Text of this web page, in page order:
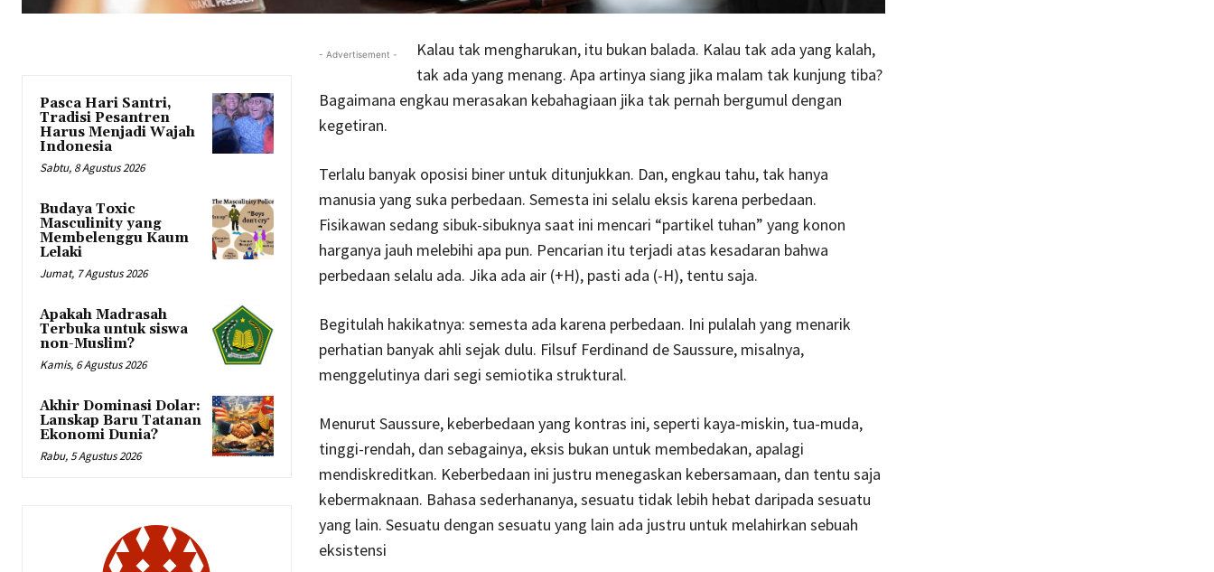
Pasca Hari Santri,
Tradisi Pesantren
Harus Menjadi Wajah
Indonesia
Sabtu, 8 Agustus 2026
Budaya Toxic
Masculinity yang
Membelenggu Kaum
Lelaki
Jumat, 7 Agustus 2026
Apakah Madrasah
Terbuka untuk siswa
non-Muslim?
Kamis, 6 Agustus 2026
Akhir Dominasi Dolar:
Lanskap Baru Tatanan
Ekonomi Dunia?
Rabu, 5 Agustus 2026
- Advertisement -
Kalau tak mengharukan, itu bukan balada. Kalau tak ada yang kalah,
tak ada yang menang. Apa artinya siang jika malam tak kunjung tiba?
Bagaimana engkau merasakan kebahagiaan jika tak pernah bergumul dengan
kegetiran.
Terlalu banyak oposisi biner untuk ditunjukkan. Dan, engkau tahu, tak hanya
manusia yang suka perbedaan. Semesta ini selalu eksis karena perbedaan.
Fisikawan sedang sibuk-sibuknya saat ini mencari “partikel tuhan” yang konon
harganya jauh melebihi apa pun. Pencarian itu terjadi atas kesadaran bahwa
perbedaan selalu ada. Jika ada air (+H), pasti ada (-H), tentu saja.
Begitulah hakikatnya: semesta ada karena perbedaan. Ini pulalah yang menarik
perhatian banyak ahli sejak dulu. Filsuf Ferdinand de Saussure, misalnya,
menggelutinya dari segi semiotika struktural.
Menurut Saussure, keberbedaan yang kontras ini, seperti kaya-miskin, tua-muda,
tinggi-rendah, dan sebagainya, eksis bukan untuk membedakan, apalagi
mendiskreditkan. Keberbedaan ini justru menegaskan kebersamaan, dan tentu saja
kebermaknaan. Bahasa sederhananya, sesuatu tidak lebih hebat daripada sesuatu
yang lain. Sesuatu dengan sesuatu yang lain ada justru untuk melahirkan sebuah
eksistensi